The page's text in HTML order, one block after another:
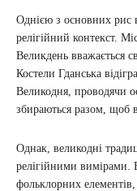
Однією з основних рис
релігійний контекст.
Великдень вважається
Костели Гданська
Великодня, проводячи
збираються разом, щоб
Однак, великодні
релігійними вимірами.
фольклорних